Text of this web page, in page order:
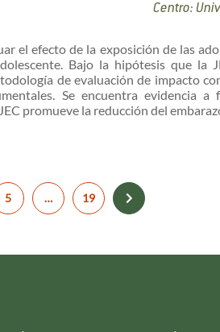
Centro:
el efecto de la exposición de las
Bajo la hipótesis que la
de evaluación de impacto
Se encuentra evidencia
promueve la reducción del
5 … 19